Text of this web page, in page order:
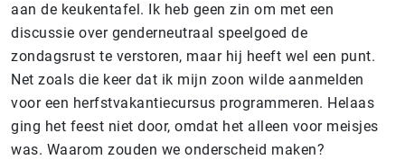
aan de keukentafel. Ik heb geen zin om met een
discussie over genderneutraal speelgoed de
zondagsrust te verstoren, maar hij heeft wel een punt.
Net zoals die keer dat ik mijn zoon wilde aanmelden
voor een herfstvakantiecursus programmeren. Helaas
ging het feest niet door, omdat het alleen voor meisjes
was. Waarom zouden we onderscheid maken?